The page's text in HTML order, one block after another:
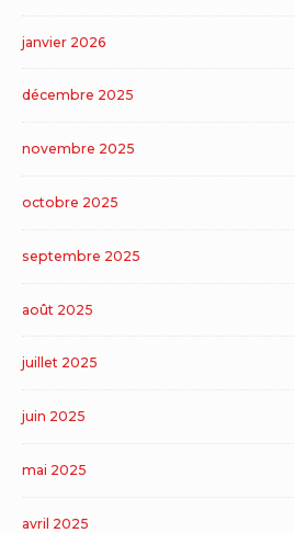
janvier 2026
décembre 2025
novembre 2025
octobre 2025
septembre 2025
août 2025
juillet 2025
juin 2025
mai 2025
avril 2025